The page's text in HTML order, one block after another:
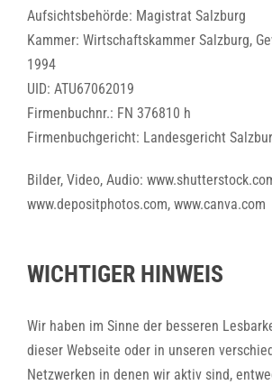
Aufsichtsbehörde: Magistrat Salzburg
Kammer: Wirtschaftskammer Salzburg,
1994
UID: ATU67062019
Firmenbuchnr.: FN 376810 h
Firmenbuchgericht: Landesgericht
Bilder, Video, Audio:
www.depositphotos.com, www.canva.com
WICHTIGER HINWEIS
Wir haben im Sinne der besseren
dieser Webseite oder in unseren
Netzwerken in denen wir aktiv sind,